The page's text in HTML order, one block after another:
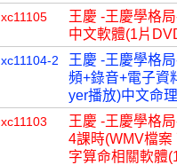
xc11105
王慶 -王慶學格
中文軟體(1片
xc11104-2
王慶 -王慶學格
頻+錄音+電子資
yer播放)中文命
xc11103
王慶 -王慶學格
4課時(WMV檔
字算命相關軟體